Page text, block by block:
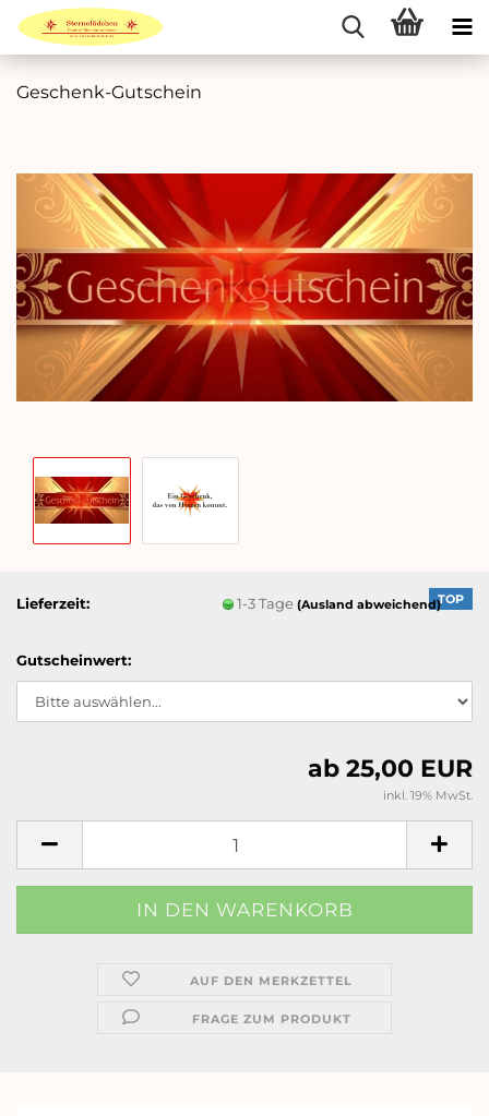
Geschenk-Gutschein
TOP
Lieferzeit: 1-3 Tage(Ausland abweichend)
Gutscheinwert:
ab 25,00 EUR
inkl. 19% MwSt.
AUF DEN MERKZETTEL
FRAGE ZUM PRODUKT